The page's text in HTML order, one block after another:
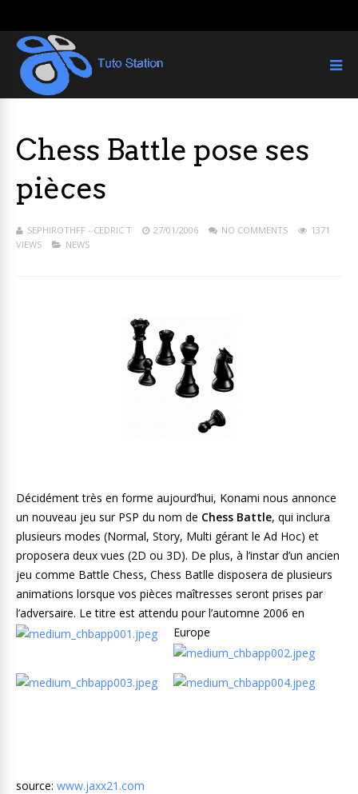
Chess Battle pose ses
pièces
SEPHIROTHFF - CEDRIC T 27/01/2006 NO COMMENTS
1371
VIEWS
NEWS
Décidément très en forme aujourd’hui, Konami nous annonce
un nouveau jeu sur PSP du nom de Chess Battle, qui inclura
plusieurs modes (Normal, Story, Multi gérant le Ad Hoc) et
proposera deux vues (2D ou 3D). De plus, à l’instar d’un ancien
jeu comme Battle Chess, Chess Batlle disposera de plusieurs
animations lorsque vos pièces maîtresses seront prises par
l’adversaire. Le titre est attendu pour l’automne 2006 en
Europe
source: www.jaxx21.com